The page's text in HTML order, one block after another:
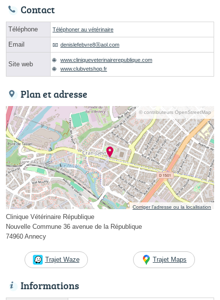
Contact
Téléphone Téléphoner au vétérinaire
Email denislefebvre8ⓐaol.com
Site web
www.cliniqueveterinairerepublique.com
www.clubvetshop.fr
Plan et adresse
© contributeurs OpenStreetMap
Corriger l’adresse ou la localisation
Clinique Vétérinaire République
Nouvelle Commune 36 avenue de la République
74960 Annecy
Trajet Waze Trajet Maps
Informations